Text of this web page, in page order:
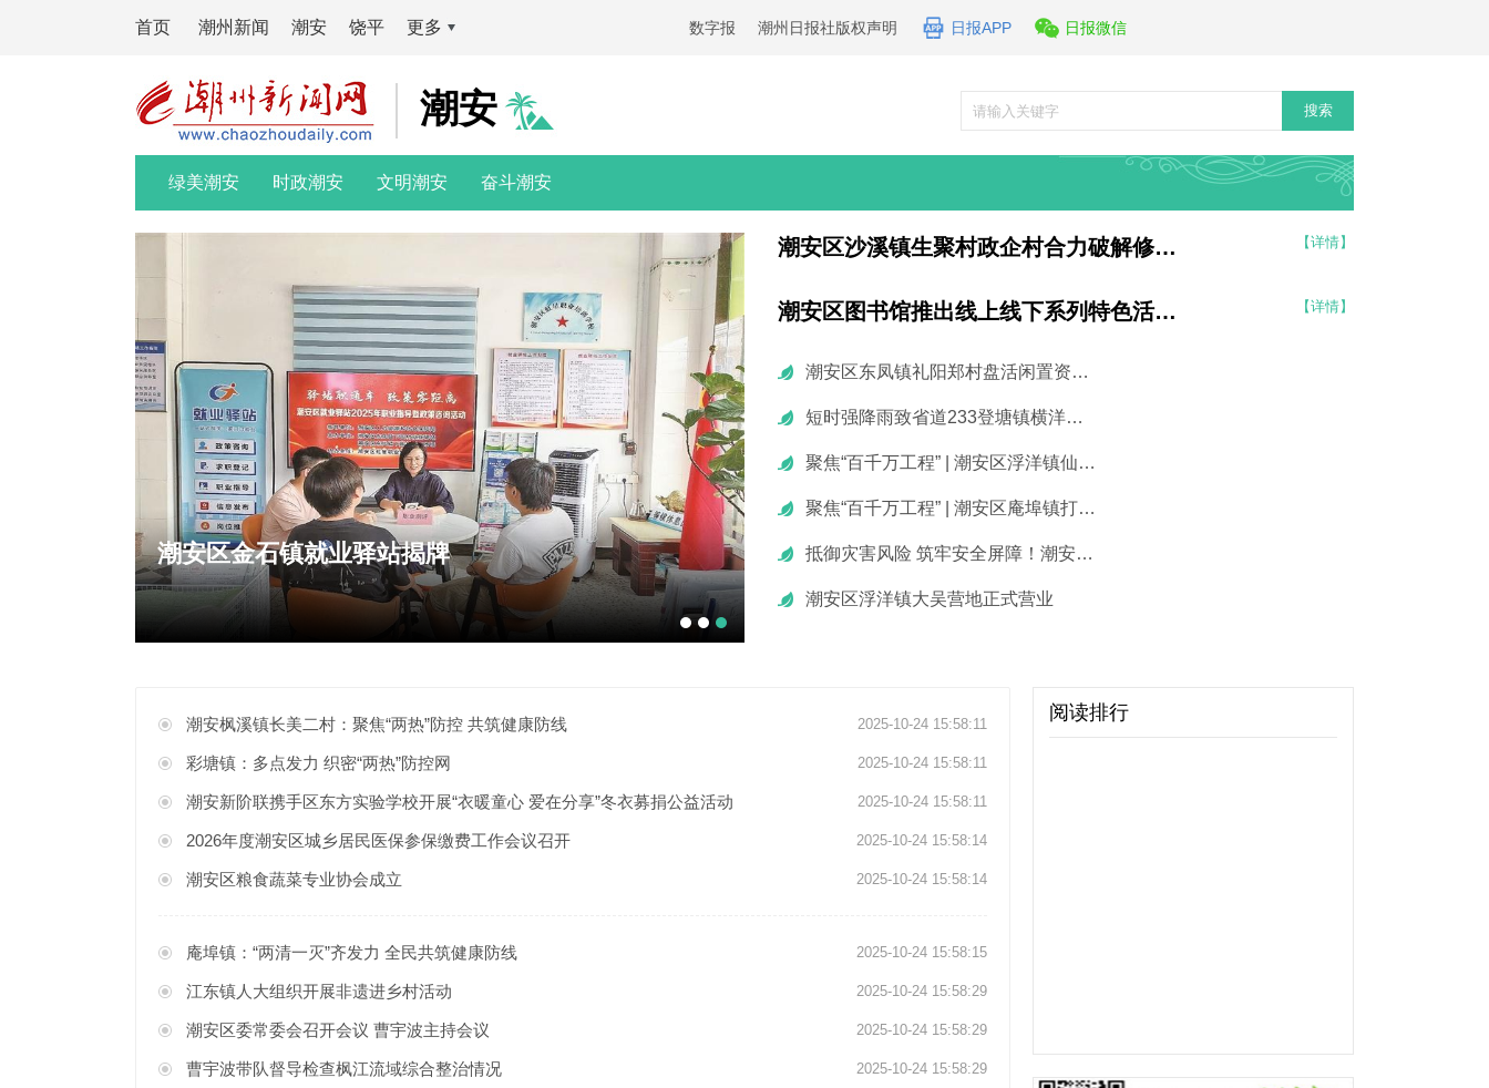
数字报 潮州日报社版权声明 日报APP 日报微信
首页 潮州新闻 潮安 饶平 更多
潮安 搜索
绿美潮安 时政潮安 文明潮安 奋斗潮安
潮安区金石镇就业驿站揭牌
潮安区沙溪镇生聚村政企村合力破解修路资金难题 巧用竹基环保建材打造民生巷道 【详情】
潮安区图书馆推出线上线下系列特色活动 书香润假期 阅读伴成长 【详情】
潮安区东凤镇礼阳郑村盘活闲置资源补齐民生短板 旧厂房将建成综合市场
短时强降雨致省道233登塘镇横洋段塌方 潮安火速抢险 预计29日晚抢通便道
聚焦“百千万工程” | 潮安区浮洋镇仙庭村多方联动实施道路升级改造
聚焦“百千万工程” | 潮安区庵埠镇打出生态整治“组合拳” 碧水清泓描绘宜居底色
抵御灾害风险 筑牢安全屏障！潮安区切实做好台风防御应对工作
潮安区浮洋镇大吴营地正式营业
2025-10-24 15:58:11
潮安枫溪镇长美二村：聚焦“两热”防控 共筑健康防线
2025-10-24 15:58:11
彩塘镇：多点发力 织密“两热”防控网
2025-10-24 15:58:11
潮安新阶联携手区东方实验学校开展“衣暖童心 爱在分享”冬衣募捐公益活动
2025-10-24 15:58:14
2026年度潮安区城乡居民医保参保缴费工作会议召开
2025-10-24 15:58:14
潮安区粮食蔬菜专业协会成立
2025-10-24 15:58:15
庵埠镇：“两清一灭”齐发力 全民共筑健康防线
2025-10-24 15:58:29
江东镇人大组织开展非遗进乡村活动
2025-10-24 15:58:29
潮安区委常委会召开会议 曹宇波主持会议
2025-10-24 15:58:29
曹宇波带队督导检查枫江流域综合整治情况
阅读排行